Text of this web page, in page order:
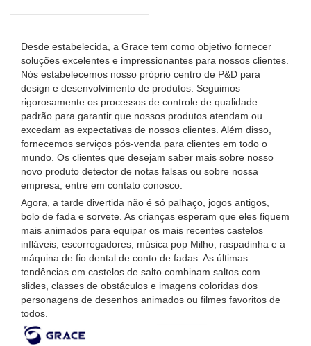
Desde estabelecida, a Grace tem como objetivo fornecer
soluções excelentes e impressionantes para nossos clientes.
Nós estabelecemos nosso próprio centro de P&D para
design e desenvolvimento de produtos. Seguimos
rigorosamente os processos de controle de qualidade
padrão para garantir que nossos produtos atendam ou
excedam as expectativas de nossos clientes. Além disso,
fornecemos serviços pós-venda para clientes em todo o
mundo. Os clientes que desejam saber mais sobre nosso
novo produto detector de notas falsas ou sobre nossa
empresa, entre em contato conosco.
Agora, a tarde divertida não é só palhaço, jogos antigos,
bolo de fada e sorvete. As crianças esperam que eles fiquem
mais animados para equipar os mais recentes castelos
infláveis, escorregadores, música pop Milho, raspadinha e a
máquina de fio dental de conto de fadas. As últimas
tendências em castelos de salto combinam saltos com
slides, classes de obstáculos e imagens coloridas dos
personagens de desenhos animados ou filmes favoritos de
todos.